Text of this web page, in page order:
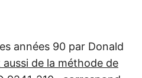
années 90 par Donald
de la méthode de